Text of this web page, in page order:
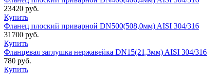
23420 руб.
Купить
Фланец плоский приварной DN500(508,0мм) AISI 304/316
31700 руб.
Купить
Фланцевая заглушка нержавейка DN15(21,3мм) AISI 304/316
780 руб.
Купить